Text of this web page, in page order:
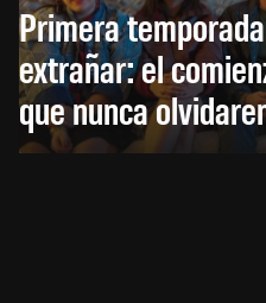
Primera
extrañar: el
que nunca